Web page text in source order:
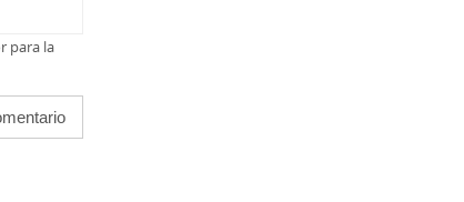
para la